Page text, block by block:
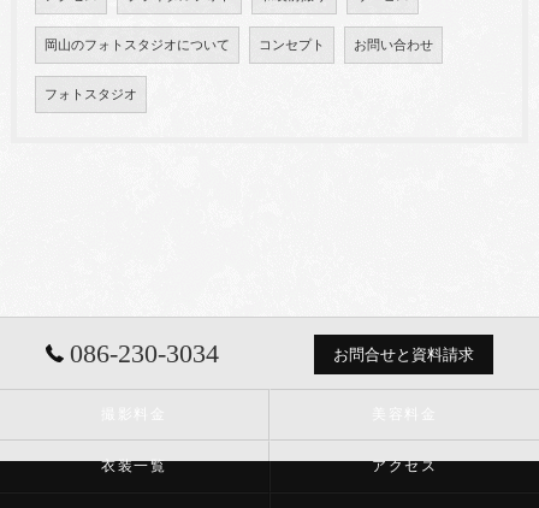
岡山のフォトスタジオについて コンセプト お問い合わせ
フォトスタジオ
086-230-3034 お問合せと資料請求
衣装一覧 アクセス